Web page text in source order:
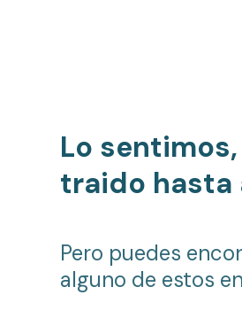
Lo
traido hasta
Pero puedes
alguno de estos